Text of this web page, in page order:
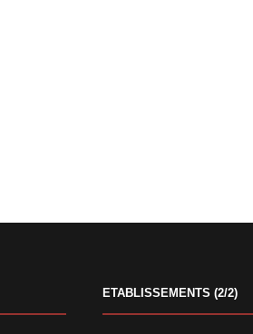
ETABLISSEMENTS (2/2)